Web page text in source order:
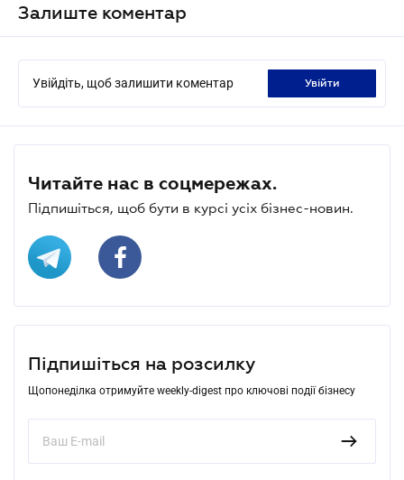
Залиште коментар
Увійдіть, щоб залишити коментар увійти
Читайте нас в соцмережах.
Підпишіться, щоб бути в курсі усіх бізнес-новин.
Підпишіться на розсилку
Щопонеділка отримуйте weekly-digest про ключові події бізнесу